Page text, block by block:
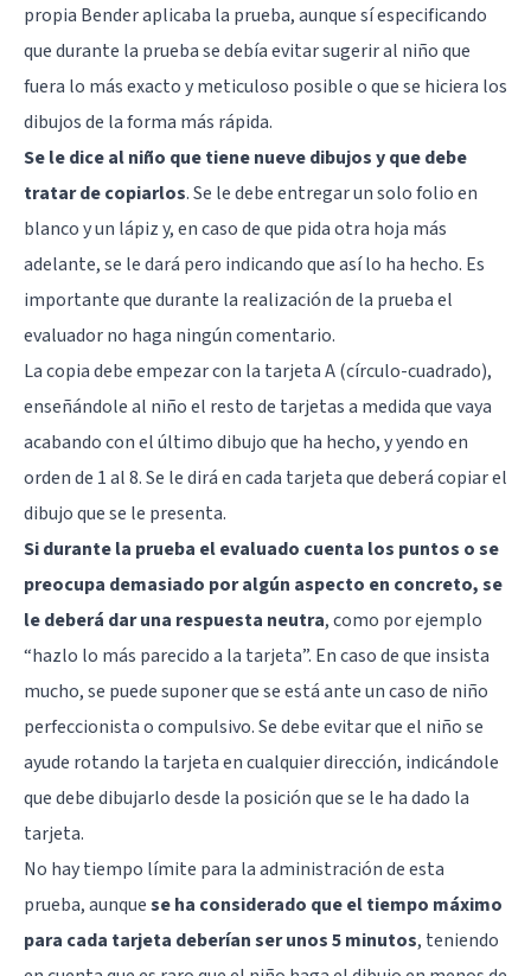
propia Bender aplicaba la prueba, aunque sí especificando
que durante la prueba se debía evitar sugerir al niño que
fuera lo más exacto y meticuloso posible o que se hiciera los
dibujos de la forma más rápida.
Se le dice al niño que tiene nueve dibujos y que debe
tratar de copiarlos. Se le debe entregar un solo folio en
blanco y un lápiz y, en caso de que pida otra hoja más
adelante, se le dará pero indicando que así lo ha hecho. Es
importante que durante la realización de la prueba el
evaluador no haga ningún comentario.
La copia debe empezar con la tarjeta A (círculo-cuadrado),
enseñándole al niño el resto de tarjetas a medida que vaya
acabando con el último dibujo que ha hecho, y yendo en
orden de 1 al 8. Se le dirá en cada tarjeta que deberá copiar el
dibujo que se le presenta.
Si durante la prueba el evaluado cuenta los puntos o se
preocupa demasiado por algún aspecto en concreto, se
le deberá dar una respuesta neutra, como por ejemplo
“hazlo lo más parecido a la tarjeta”. En caso de que insista
mucho, se puede suponer que se está ante un caso de niño
perfeccionista o compulsivo. Se debe evitar que el niño se
ayude rotando la tarjeta en cualquier dirección, indicándole
que debe dibujarlo desde la posición que se le ha dado la
tarjeta.
No hay tiempo límite para la administración de esta
prueba, aunquese ha considerado que el tiempo máximo
para cada tarjeta deberían ser unos 5 minutos, teniendo